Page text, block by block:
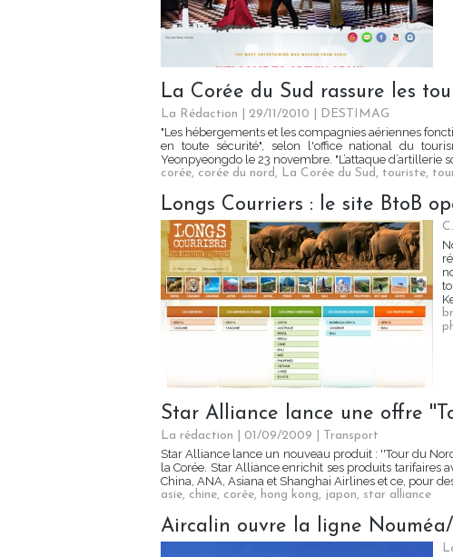
La Corée du Sud rassure les
La Rédaction | 29/11/2010
DESTIMAG
"Les hébergements et les compagnies aériennes
en toute sécurité", selon l'office national du
Yeonpyeongdo le 23 novembre. "L’attaque d’artillerie
corée, corée du nord, La Corée du Sud, touriste,
Longs Courriers : le site BtoB
Star Alliance lance une offre
La rédaction | 01/09/2009
Transport
Star Alliance lance un nouveau produit : ''Tour du
la Corée. Star Alliance enrichit ses produits tarifaires
China, ANA, Asiana et Shanghai Airlines et ce, pour
asie, chine, corée, hong kong, japon, star alliance
Aircalin ouvre la ligne